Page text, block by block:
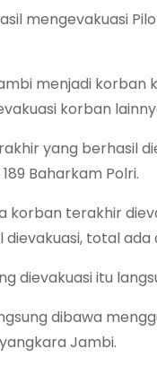
mengevakuasi
menjadi korban
korban
yang berhasil
Baharkam Polri.
terakhir
total ada
dievakuasi itu
dibawa
Jambi.